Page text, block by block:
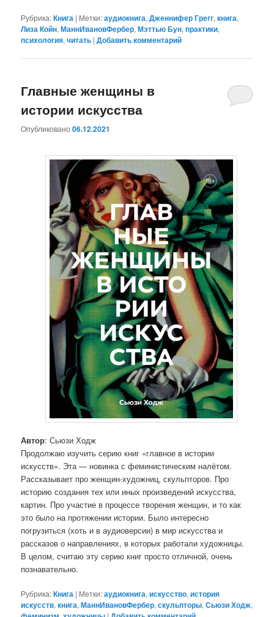
Рубрика:Книга | Метки:аудиокнига,Дженнифер Грегг,книга,
Лиза Койн,МаннИвановФербер,Мэттью Бун,практики,
психология,читать |Добавить комментарий
Главные женщины в
истории искусства
Опубликовано06.12.2021
Автор: Сьюзи Ходж
Продолжаю изучить серию книг «главное в истории
искусств». Эта — новинка с феминистическим налётом.
Рассказывает про женщин-художниц, скульпторов. Про
историю создания тех или иных произведений искусства,
картин. Про участие в процессе творения женщин, и то как
это было на протяжении истории. Было интересно
погрузиться (хоть и в аудиоверсии) в мир искусства и
рассказов о направлениях, в которых работали художницы.
В целом, считаю эту серию книг просто отличной, очень
познавательно.
Рубрика:Книга | Метки:аудиокнига,искусство,история
искусств,книга,МаннИвановФербер,скульпторы,Сьюзи Ходж,